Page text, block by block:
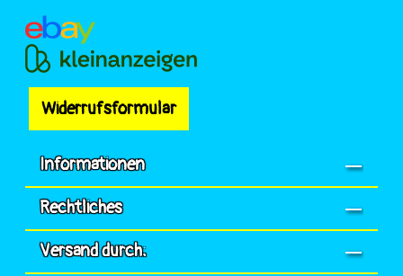
Widerrufsformular
Informationen
Rechtliches
Versand durch: